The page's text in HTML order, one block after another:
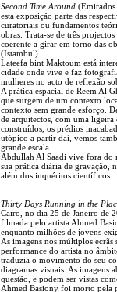
Second Time Around
esta exposição parte das
curatoriais ou fundamentos
obras. Trata-se de três
coerente a girar em torno das
(Istambul) .
Lateefa bint Maktoum está
cidade onde vive e faz
mulheres no acto de reflexão
A prática espacial de Reem Al
que surgem de um contexto
contexto sem grande esforço.
de arquitectos, com uma ligeira
construídos, os prédios
utópico a partir daí, vemos
grande escala.
Abdullah Al Saadi vive fora do
sua prática diária de gravação,
além dos inquéritos científicos.
Thirty Days Running in the
Cairo, no dia 25 de Janeiro de
filmada pelo artista Ahmed
enquanto milhões de jovens
As imagens nos múltiplos ecrãs
performance do artista no
traduzia o movimento do seu
diagramas visuais. As imagens
questão, e podem ser vistas
Ahmed Basiony foi morto pela